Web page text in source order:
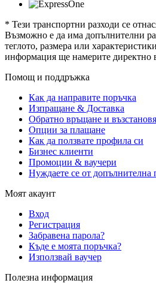
* Тези транспортни разходи се
Възможно е да има допълнителни
теглото, размера или
информация ще намерите директно
Помощ и поддръжка
Как да направите поръчка
Изпращане & Доставка
Обратно връщане и
Опции за плащане
Как да ползвате профила си
Бизнес клиенти
Промоции & ваучери
Нуждаете се от
Моят акаунт
Вход
Регистрация
Забравена парола?
Къде е моята поръчка?
Използвай ваучер
Полезна информация